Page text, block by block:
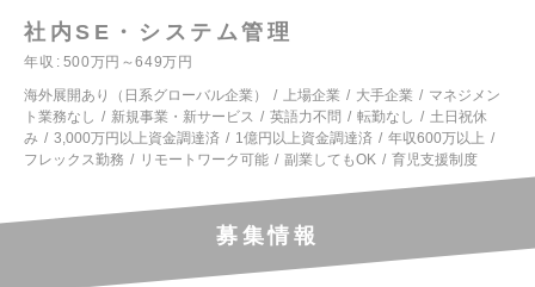
社内SE・システム管理
年収
500万円～649万円
海外展開あり（日系グローバル企業）
上場企業 大手企業
マネジメン
ト業務なし
新規事業・新サービス 英語力不問 転勤なし
土日祝休
み
3,000万円以上資金調達済 1億円以上資金調達済
年収600万以上
フレックス勤務
リモートワーク可能 副業してもOK 育児支援制度
募集情報